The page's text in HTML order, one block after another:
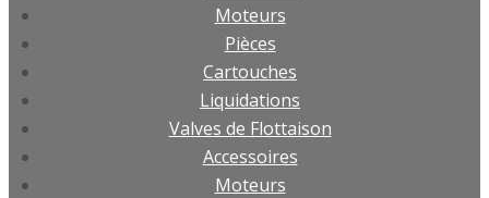
Moteurs
Pièces
Cartouches
Liquidations
Valves de Flottaison
Accessoires
Moteurs